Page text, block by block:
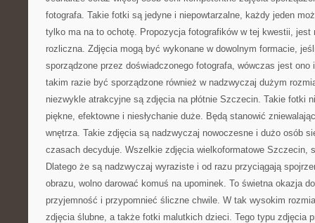
fotografa. Takie fotki są jedyne i niepowtarzalne, każdy jeden
tylko ma na to ochotę. Propozycja fotografików w tej kwestii, jest
rozliczna. Zdjęcia mogą być wykonane w dowolnym formacie,
sporządzone przez doświadczonego fotografa, wówczas jest
takim razie być sporządzone również w nadzwyczaj dużym
niezwykle atrakcyjne są zdjęcia na płótnie Szczecin. Takie fotki
piękne, efektowne i niesłychanie duże. Będą stanowić
wnętrza. Takie zdjęcia są nadzwyczaj nowoczesne i dużo osób
czasach decyduje. Wszelkie zdjęcia wielkoformatowe Szczecin,
Dlatego że są nadzwyczaj wyraziste i od razu przyciągają
obrazu, wolno darować komuś na upominek. To świetna okazja
przyjemność i przypomnieć śliczne chwile. W tak wysokim
zdjęcia ślubne, a także fotki malutkich dzieci. Tego typu zdjęcia